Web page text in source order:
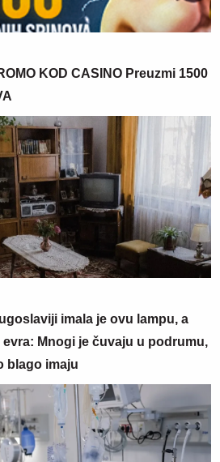
KOD CASINO Preuzmi 1500
imala je ovu lampu, a
Mnogi je čuvaju u podrumu,
blago imaju